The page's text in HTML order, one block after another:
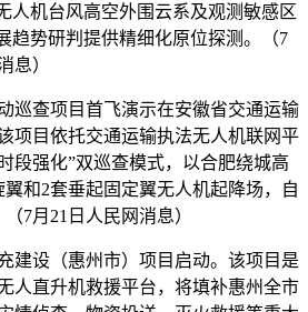
人机台风高空外围云系及观测敏感区
趋势研判提供精细化原位探测。（7
息）
巡查项目首飞演示在安徽省交通运输
项目依托交通运输执法无人机联网平
段强化”双巡查模式，以合肥绕城高
和2套垂起固定翼无人机起降场，自
7月21日人民网消息）
建设（惠州市）项目启动。该项目是
人直升机救援平台，将填补惠州全市